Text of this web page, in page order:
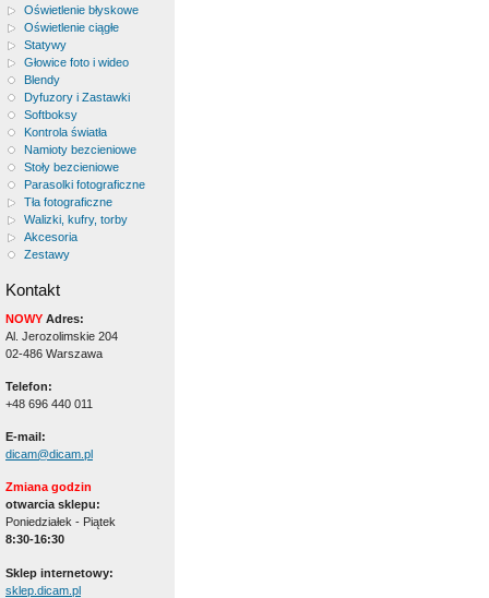
Oświetlenie błyskowe
Oświetlenie ciągłe
Statywy
Głowice foto i wideo
Blendy
Dyfuzory i Zastawki
Softboksy
Kontrola światła
Namioty bezcieniowe
Stoły bezcieniowe
Parasolki fotograficzne
Tła fotograficzne
Walizki, kufry, torby
Akcesoria
Zestawy
Kontakt
NOWY Adres:
Al. Jerozolimskie 204
02-486 Warszawa
Telefon:
+48 696 440 011
E-mail:
dicam@dicam.pl
Zmiana godzin
otwarcia sklepu:
Poniedziałek - Piątek
8:30-16:30
Sklep internetowy:
sklep.dicam.pl